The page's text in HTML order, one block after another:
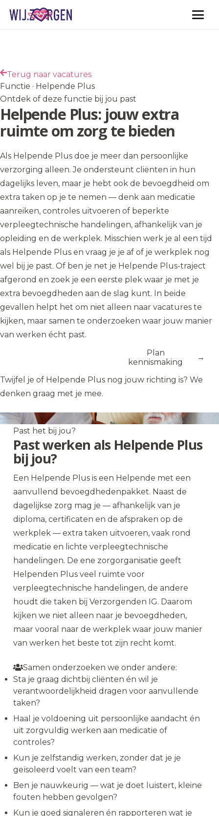
Terug naar vacatures
Functie · Helpende Plus
Ontdek of deze functie bij jou past
Helpende Plus: jouw extra
ruimte om zorg te bieden
Als Helpende Plus doe je meer dan persoonlijke
verzorging alleen. Je ondersteunt cliënten in hun
dagelijks leven, maar je hebt ook de bevoegdheid om
extra taken op je te nemen — denk aan medicatie
aanreiken, controles uitvoeren of beperkte
verpleegtechnische handelingen, afhankelijk van je
opleiding en de werkplek. Misschien werk je al een tijd
als Helpende Plus en vraag je je af of je werkplek nog
wel bij je past. Of ben je net je Helpende Plus-traject
afgerond en zoek je een eerste plek waar je met je
extra bevoegdheden aan de slag kunt. In beide
gevallen helpt het om niet alleen naar vacatures te
kijken, maar samen te onderzoeken waar jouw manier
van werken écht past.
Plan
kennismaking
Twijfel je of Helpende Plus nog jouw richting is? We
denken graag met je mee.
Functie Helpende Plus
Past het bij jou?
Past werken als Helpende Plus
bij jou?
Een Helpende Plus is een Helpende met een
aanvullend bevoegdhedenpakket. Naast de
dagelijkse zorg mag je — afhankelijk van je
diploma, certificaten en de afspraken op de
werkplek — extra taken uitvoeren, vaak rond
medicatie en lichte verpleegtechnische
handelingen. De ene zorgorganisatie geeft
Helpenden Plus veel ruimte voor
verpleegtechnische handelingen, de andere
houdt die taken bij Verzorgenden IG. Daarom
kijken we niet alleen naar je bevoegdheden,
maar vooral naar de werkplek waar jouw manier
van werken het beste tot zijn recht komt.
Samen onderzoeken we onder andere:
Sta je graag dichtbij cliënten én wil je
verantwoordelijkheid dragen voor aanvullende
taken?
Haal je voldoening uit persoonlijke aandacht én
uit zorgvuldig werken aan medicatie of
controles?
Kun je zelfstandig werken, zonder dat je je
geïsoleerd voelt van een team?
Ben je nauwkeurig — wat je doet luistert, kleine
fouten hebben gevolgen?
Kun je goed signaleren én rapporteren wat je